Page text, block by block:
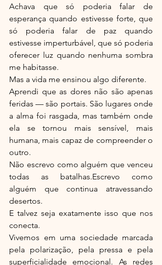
Achava que só poderia falar de
esperança quando estivesse forte, que
só poderia falar de paz quando
estivesse imperturbável, que só poderia
oferecer luz quando nenhuma sombra
me habitasse.
Mas a vida me ensinou algo diferente.
Aprendi que as dores não são apenas
feridas — são portais. São lugares onde
a alma foi rasgada, mas também onde
ela se tornou mais sensível, mais
humana, mais capaz de compreender o
outro.
Não escrevo como alguém que venceu
todas as batalhas.Escrevo como
alguém que continua atravessando
desertos.
E talvez seja exatamente isso que nos
conecta.
Vivemos em uma sociedade marcada
pela polarização, pela pressa e pela
superficialidade emocional. As redes